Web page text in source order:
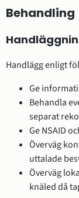
Behandling
Handlägg enligt
Ge
Behandla
separat
Ge NSAID
Överväg
uttalade
Överväg
knäled då